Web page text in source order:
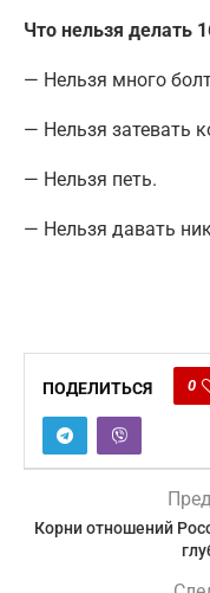
Что нельзя делать
— Нельзя много
— Нельзя затевать
— Нельзя петь.
— Нельзя давать
ПОДЕЛИТЬСЯ 0
Корни отношений